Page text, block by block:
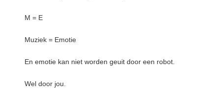
M = E
Muziek = Emotie
En emotie kan niet worden geuit door een robot.
Wel door jou.